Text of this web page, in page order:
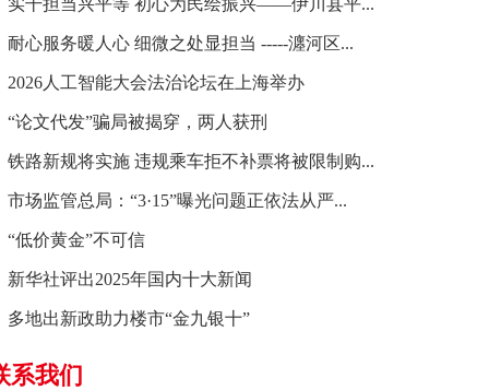
实干担当兴平等 初心为民绘振兴——伊川县平...
耐心服务暖人心 细微之处显担当 -----瀍河区...
2026人工智能大会法治论坛在上海举办
“论文代发”骗局被揭穿，两人获刑
铁路新规将实施 违规乘车拒不补票将被限制购...
市场监管总局：“3·15”曝光问题正依法从严...
“低价黄金”不可信
新华社评出2025年国内十大新闻
多地出新政助力楼市“金九银十”
系我们